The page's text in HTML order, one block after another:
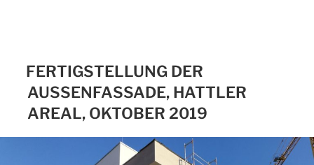
FERTIGSTELLUNG DER
AUSSENFASSADE, HATTLER A
REAL, OKTOBER 2019